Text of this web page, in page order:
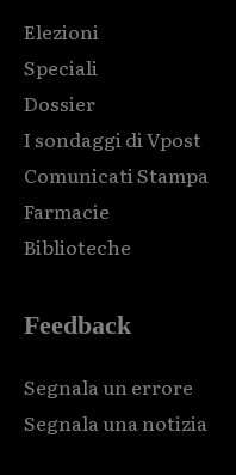
Elezioni
Speciali
Dossier
I sondaggi di Vpost
Comunicati Stampa
Farmacie
Biblioteche
Feedback
Segnala un errore
Segnala una notizia